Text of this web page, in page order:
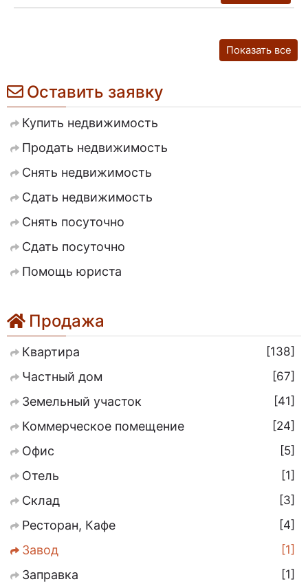
Оставить заявку
Купить недвижимость
Продать недвижимость
Снять недвижимость
Сдать недвижимость
Снять посуточно
Сдать посуточно
Помощь юриста
Продажа
Квартира
138
Частный дом
67
Земельный участок
41
Коммерческое помещение
24
Офис
5
Отель
1
Склад
3
Ресторан, Кафе
4
Завод
1
Заправка
1
Показать все